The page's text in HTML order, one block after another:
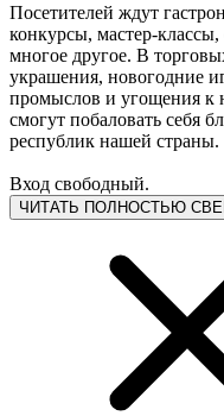
Посетителей ждут
конкурсы, мастер-
многое другое. В
украшения, новогодние
промыслов и угощения к
смогут побаловать себя
республик нашей страны.
Вход свободный.
ЧИТАТЬ ПОЛНОСТЬЮ